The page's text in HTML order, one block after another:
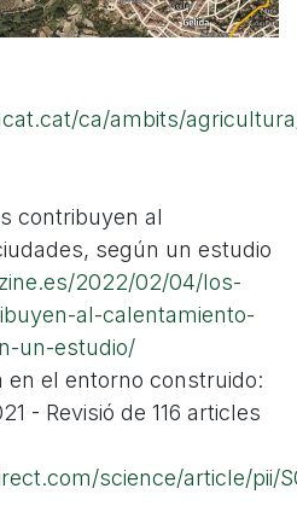
ca/ambits/
contribuyen al
según un estudio
2022/02/04/los-
al-calentamiento-
un-estudio/
en el entorno construido:
- Revisió de 116 articles
science/article/pii/